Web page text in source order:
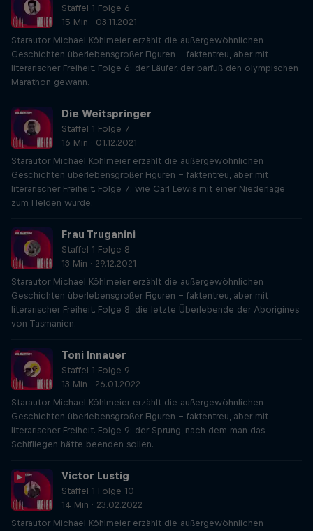
Staffel 1 Folge 6
15 Min · 03.11.2021
Starautor Michael Köhlmeier erzählt die außergewöhnlichen
Geschichten überlebensgroßer Figuren – faktentreu, aber mit
literarischer Freiheit. Folge 6: der Läufer, der barfuß den olympischen
Marathon gewann.
Die Weitspringer
Staffel 1 Folge 7
16 Min · 01.12.2021
Starautor Michael Köhlmeier erzählt die außergewöhnlichen
Geschichten überlebensgroßer Figuren – faktentreu, aber mit
literarischer Freiheit. Folge 7: wie Carl Lewis mit einer Niederlage
zum Helden wurde.
Frau Truganini
Staffel 1 Folge 8
13 Min · 29.12.2021
Starautor Michael Köhlmeier erzählt die außergewöhnlichen
Geschichten überlebensgroßer Figuren – faktentreu, aber mit
literarischer Freiheit. Folge 8: die letzte Überlebende der Aborigines
von Tasmanien.
Toni Innauer
Staffel 1 Folge 9
13 Min · 26.01.2022
Starautor Michael Köhlmeier erzählt die außergewöhnlichen
Geschichten überlebensgroßer Figuren – faktentreu, aber mit
literarischer Freiheit. Folge 9: der Sprung, nach dem man das
Schifliegen hätte beenden sollen.
Victor Lustig
Staffel 1 Folge 10
14 Min · 23.02.2022
Starautor Michael Köhlmeier erzählt die außergewöhnlichen